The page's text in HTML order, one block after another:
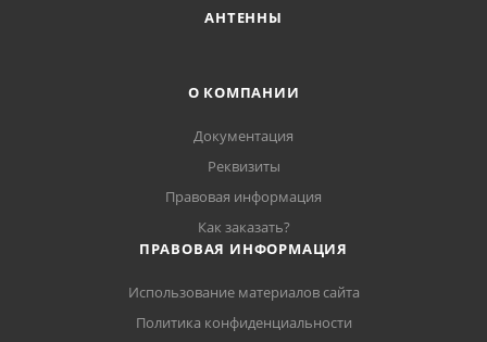
АНТЕННЫ
О КОМПАНИИ
Документация
Реквизиты
Правовая информация
Как заказать?
ПРАВОВАЯ ИНФОРМАЦИЯ
Использование материалов сайта
Политика конфиденциальности